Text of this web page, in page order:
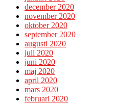
december 2020
november 2020
oktober 2020
september 2020
augusti 2020
juli 2020
juni 2020
maj 2020
april 2020
mars 2020
februari 2020